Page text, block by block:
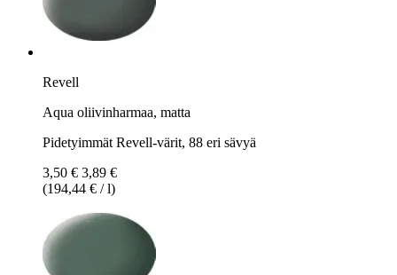
Revell
Aqua oliivinharmaa, matta
Pidetyimmät Revell-värit, 88 eri sävyä
3,50 € 3,89 €
(194,44 € / l)